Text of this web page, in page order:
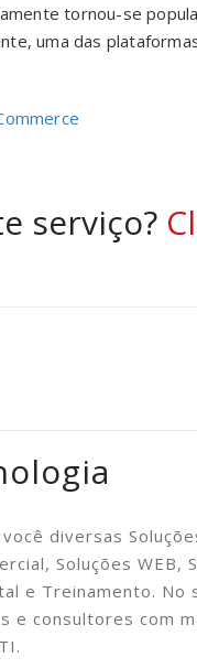
tornou-se
uma das
serviço?
diversas
Soluções WEB,
e Treinamento. No
e consultores com